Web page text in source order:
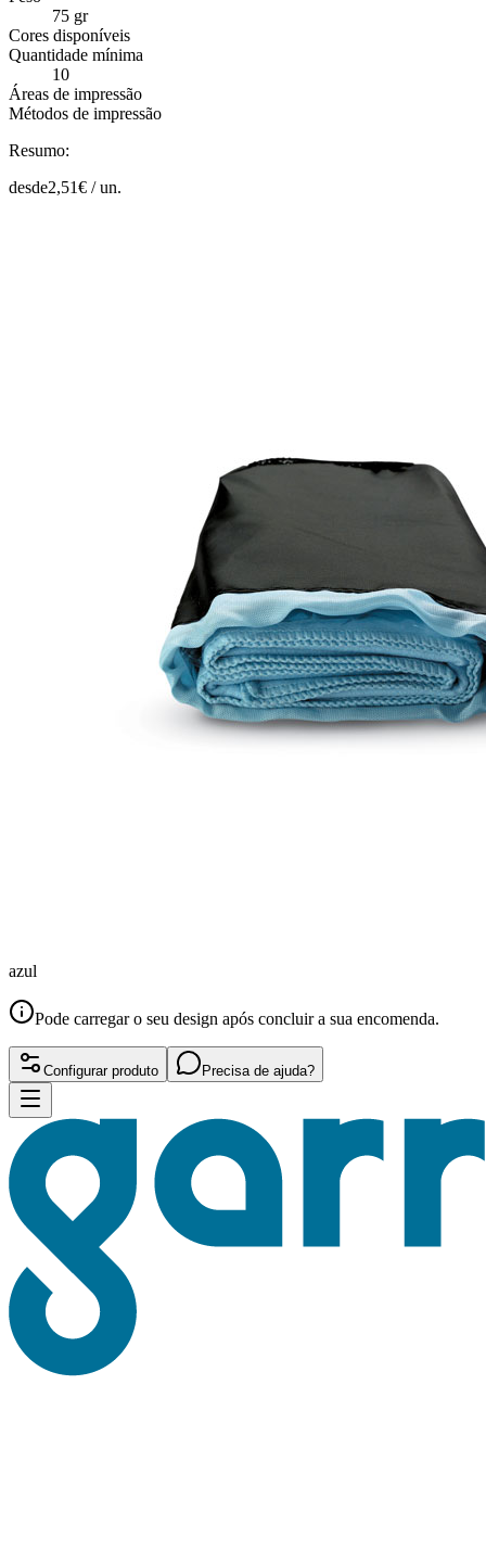
75 gr
Cores disponíveis
Quantidade mínima
10
Áreas de impressão
Métodos de impressão
Resumo:
desde2,51€ /un.
azul
Pode carregar o seu design após concluir a sua encomenda.
Configurar produto Precisa de ajuda?